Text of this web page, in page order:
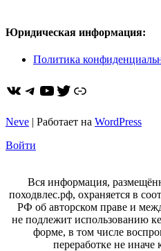
Юридическая информация:
Политика
ВКонтакте
Telegram
YouTube
Twitter
https://
Neve | Работает на WordPress
Войти
Вся информация,
походвлес.рф, охраняется в
РФ об авторском праве и
не подлежит использованию
форме, в том числе
переработке не